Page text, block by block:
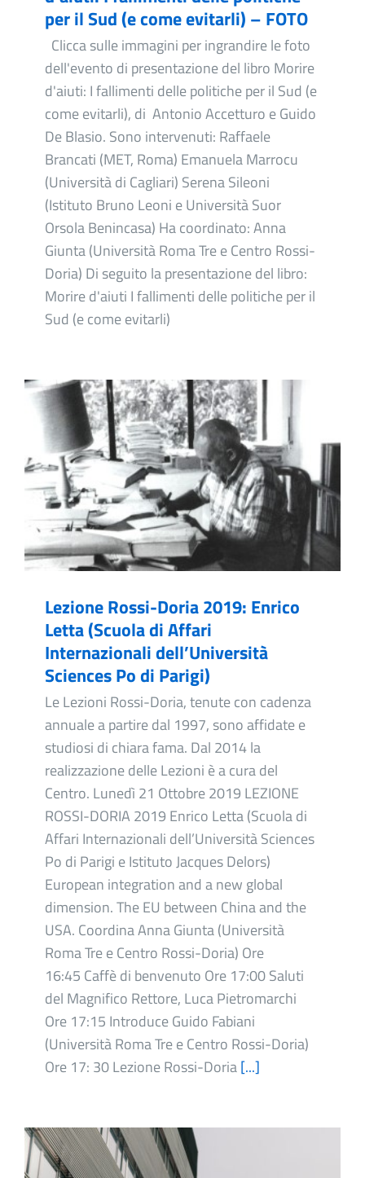
per il Sud (e come evitarli) – FOTO
Clicca sulle immagini per ingrandire le foto
dell'evento di presentazione del libro Morire
d'aiuti: I fallimenti delle politiche per il Sud (e
come evitarli), di Antonio Accetturo e Guido
De Blasio. Sono intervenuti: Raffaele
Brancati (MET, Roma) Emanuela Marrocu
(Università di Cagliari) Serena Sileoni
(Istituto Bruno Leoni e Università Suor
Orsola Benincasa) Ha coordinato: Anna
Giunta (Università Roma Tre e Centro Rossi-
Doria) Di seguito la presentazione del libro:
Morire d'aiuti I fallimenti delle politiche per il
Sud (e come evitarli)
Lezione Rossi-Doria 2019: Enrico
Letta (Scuola di Affari
Internazionali dell’Università
Sciences Po di Parigi)
Le Lezioni Rossi-Doria, tenute con cadenza
annuale a partire dal 1997, sono affidate e
studiosi di chiara fama. Dal 2014 la
realizzazione delle Lezioni è a cura del
Centro. Lunedì 21 Ottobre 2019 LEZIONE
ROSSI-DORIA 2019 Enrico Letta (Scuola di
Affari Internazionali dell’Università Sciences
Po di Parigi e Istituto Jacques Delors)
European integration and a new global
dimension. The EU between China and the
USA. Coordina Anna Giunta (Università
Roma Tre e Centro Rossi-Doria) Ore
16:45 Caffè di benvenuto Ore 17:00 Saluti
del Magnifico Rettore, Luca Pietromarchi
Ore 17:15 Introduce Guido Fabiani
(Università Roma Tre e Centro Rossi-Doria)
Ore 17: 30 Lezione Rossi-Doria[...]